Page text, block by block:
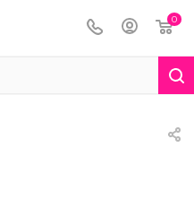
0